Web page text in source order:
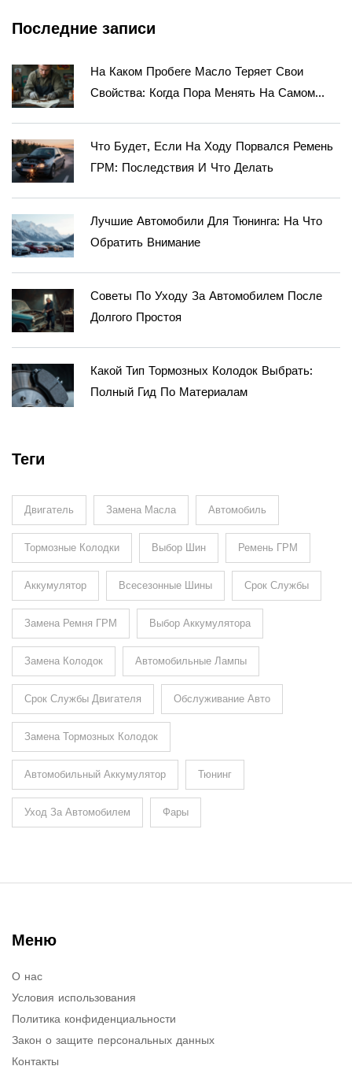
Последние записи
На Каком Пробеге Масло Теряет Свои
Свойства: Когда Пора Менять На Самом
Что Будет, Если На Ходу Порвался Ремень
ГРМ: Последствия И Что Делать
Лучшие Автомобили Для Тюнинга: На Что
Обратить Внимание
Советы По Уходу За Автомобилем После
Долгого Простоя
Какой Тип Тормозных Колодок Выбрать:
Полный Гид По Материалам
Теги
Двигатель Замена Масла Автомобиль
Тормозные Колодки Выбор Шин Ремень ГРМ
Аккумулятор Всесезонные Шины Срок Службы
Замена Ремня ГРМ Выбор Аккумулятора
Замена Колодок Автомобильные Лампы
Срок Службы Двигателя Обслуживание Авто
Замена Тормозных Колодок
Автомобильный Аккумулятор Тюнинг
Уход За Автомобилем Фары
Меню
О нас
Условия использования
Политика конфиденциальности
Закон о защите персональных данных
Контакты